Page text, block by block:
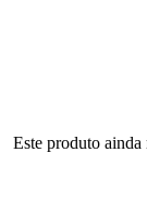
Este produto